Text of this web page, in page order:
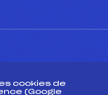
cookies de
(Google